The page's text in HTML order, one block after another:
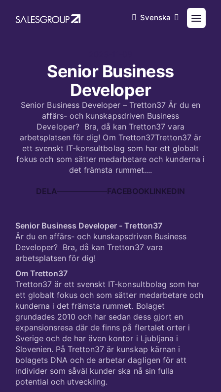
Svenska
Senior Business
Developer
Senior Business Developer – Tretton37 Är du en
affärs- och kunskapsdriven Business
Developer? Bra, då kan Tretton37 vara
arbetsplatsen för dig! Om Tretton37Tretton37 är
ett svenskt IT-konsultbolag som har ett globalt
fokus och som sätter medarbetare och kunderna i
det främsta rummet....
DELA
Senior Business Developer - Tretton37
Är du en affärs- och kunskapsdriven Business
Developer? Bra, då kan Tretton37 vara
arbetsplatsen för dig!
Om Tretton37
Tretton37 är ett svenskt IT-konsultbolag som har
ett globalt fokus och som sätter medarbetare och
kunderna i det främsta rummet. Bolaget
grundades 2010 och har sedan dess gjort en
expansionsresa där de finns på flertalet orter i
Sverige och de har även kontor i Ljubljana i
Slovenien. På Tretton37 är kunskap kärnan i
bolagets DNA och de arbetar dagligen för att
individer som såväl kunder ska nå sin fulla
potential och utveckling.